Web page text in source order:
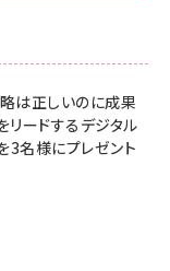
は正しいのに成果
ードするデジタル
3名様にプレゼント